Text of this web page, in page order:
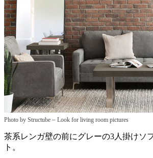
Photo by Structube – Look for living room pictures
茶系レンガ壁の前にグレーの3人掛けソ
ト。